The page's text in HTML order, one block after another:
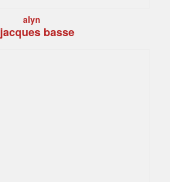
alyn
jacques basse